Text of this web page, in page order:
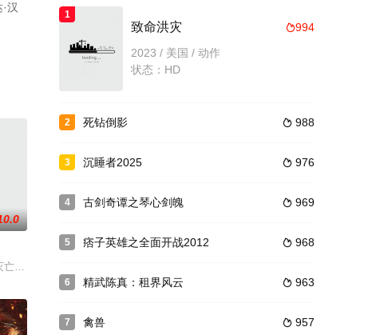
汉
员
兵查普曼，被描述为一位
月，联军在诺曼第成功登陆，成为联军战胜的转折点，美军
危机,古老预言的屠龙骑士,是否能带领眾人击败龙族吗?自小在邪恶半123人威
1
994
致命洪灾
2023 / 美国 / 动作
状态：HD
2  988
死钻倒影
3  976
沉睡者2025
4  969
古剑奇谭之琴心剑魄
5  968
痞子英雄之全面开战2012
6  963
精武陈真：租界风云
7  957
禽兽